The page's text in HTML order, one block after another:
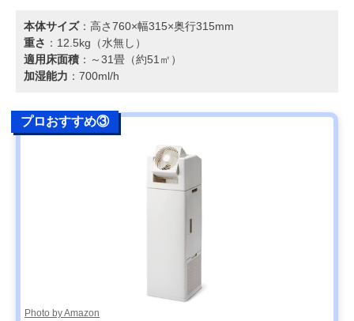
本体サイズ：高さ760×幅315×奥行315mm
重さ ：12.5kg（水無し）
適用床面積 ：～31畳（約51㎡）
加湿能力 ：700ml/h
プロおすすめ③
Photo by Amazon